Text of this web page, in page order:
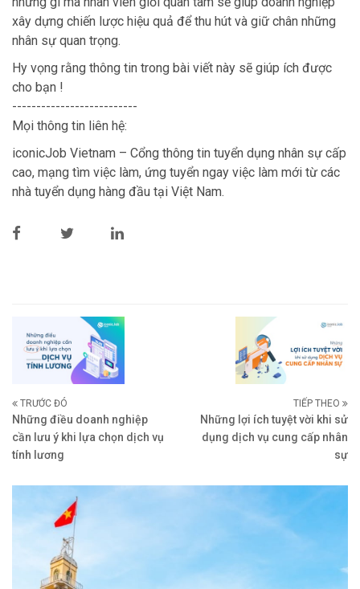
xây dựng chiến lược hiệu quả để thu hút và giữ chân những
nhân sự quan trọng.
Hy vọng rằng thông tin trong bài viết này sẽ giúp ích được
cho bạn !
--------------------------
Mọi thông tin liên hệ:
iconicJob Vietnam – Cổng thông tin tuyển dụng nhân sự cấp
cao, mạng tìm việc làm, ứng tuyển ngay việc làm mới từ các
nhà tuyển dụng hàng đầu tại Việt Nam.
TRƯỚC ĐÓ
Những điều doanh nghiệp
cần lưu ý khi lựa chọn dịch vụ
tính lương
TIẾP THEO
Những lợi ích tuyệt vời khi sử
dụng dịch vụ cung cấp nhân
sự